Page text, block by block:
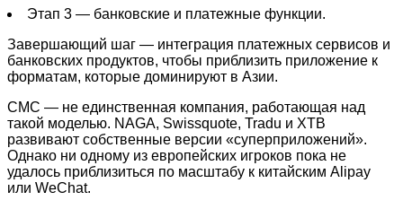
Этап 3 — банковские и платежные функции.
Завершающий шаг — интеграция платежных сервисов и
банковских продуктов, чтобы приблизить приложение к
форматам, которые доминируют в Азии.
CMC — не единственная компания, работающая над
такой моделью. NAGA, Swissquote, Tradu и XTB
развивают собственные версии «суперприложений».
Однако ни одному из европейских игроков пока не
удалось приблизиться по масштабу к китайским Alipay
или WeChat.